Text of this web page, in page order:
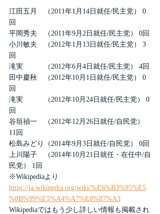
江田五月　（2011年1月14日就任/民主党） 0
回
平岡秀夫　（2011年9月2日就任/民主党） 0回
小川敏夫　（2012年1月13日就任/民主党） 3
回
滝実　　　（2012年6月4日就任/民主党） 4回
田中慶秋　（2012年10月1日就任/民主党） 0
回
滝実　　　（2012年10月24日就任/民主党） 0
回
谷垣禎一　（2012年12月26日就任/自民党）
11回
松島みどり（2014年9月3日就任/自民党） 0回
上川陽子　（2014年10月21日就任・在任中/自
民党） 1回
※Wikipediaより
https://ja.wikipedia.org/wiki/%E6%B3%95%E5
%8B%99%E5%A4%A7%E8%87%A3
Wikipediaではもう少し詳しい情報も掲載され